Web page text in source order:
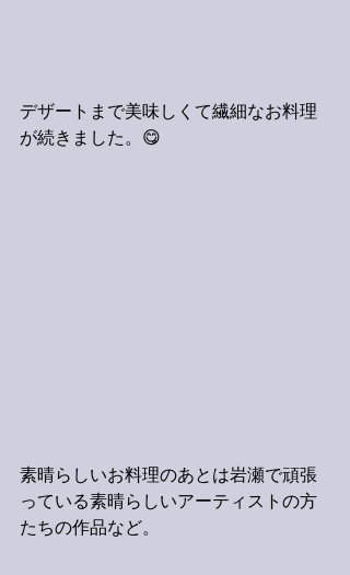
デザートまで美味しくて繊細なお料理
が続きました。😋
素晴らしいお料理のあとは岩瀬で頑張
っている素晴らしいアーティストの方
たちの作品など。